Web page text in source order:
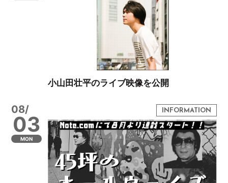
小山田壮平のライブ映像を公開
08/
03
MON